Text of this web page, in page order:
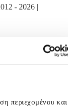
περιεχομένου και
- 2026 |